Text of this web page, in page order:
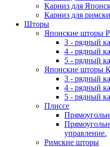
Карниз для
Карниз для
Шторы
Японские шторы
3 - рядный
4 - рядный
5 - рядный
Японские шторы
3 - рядный
4 - рядный
5 - рядный
Плиссе
управление.
Римские шторы